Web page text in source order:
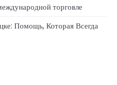
торговле
Помощь, Которая Всегда